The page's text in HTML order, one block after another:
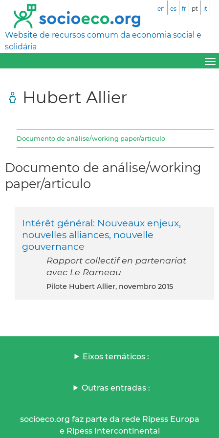
Website de recursos comum da economia social e
solidária
en es fr pt it
Hubert Allier
Documento de análise/working paper/articulo
Documento de análise/working
paper/articulo
Intérêt général: Nouveaux enjeux,
nouvelles alliances, nouvelle
gouvernance
Rapport collectif en partenariat
avec Le Rameau
Pilote Hubert Allier, novembro 2015
Eixos temáticos :
Outras entradas :
socioeco.org faz parte da rede Ripess Europa
e Ripess Intercontinental